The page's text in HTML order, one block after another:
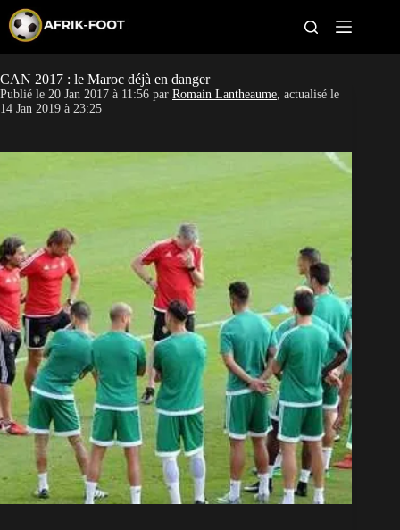
p
o
c
t
CAN féminine
Classement
Paris sportifs
CAN 2017 : le Maroc déjà en danger
Publié le 20 Jan 2017 à 11:56 par Romain Lantheaume, actualisé le
14 Jan 2019 à 23:25